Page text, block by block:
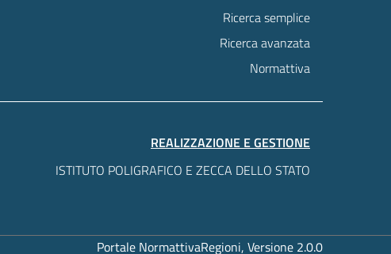
Ricerca semplice
Ricerca avanzata
Normattiva
REALIZZAZIONE E GESTIONE
ISTITUTO POLIGRAFICO E ZECCA DELLO STATO
Portale NormattivaRegioni, Versione 2.0.0